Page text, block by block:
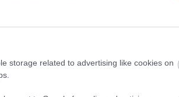
storage related to advertising like cookies on
többmillió rajongóval
fel, és miért tették ezt már
adott koncertet, 12